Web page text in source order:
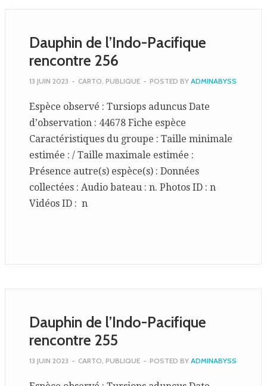
Dauphin de l’Indo-Pacifique
rencontre 256
13 JUIN 2023 - CARTO, PUBLIQUE - POSTED BY ADMINABYSS
Espèce observé : Tursiops aduncus Date
d’observation : 44678 Fiche espèce
Caractéristiques du groupe : Taille minimale
estimée : / Taille maximale estimée :
Présence autre(s) espèce(s) : Données
collectées : Audio bateau : n. Photos ID : n
Vidéos ID : n
Dauphin de l’Indo-Pacifique
rencontre 255
13 JUIN 2023 - CARTO, PUBLIQUE - POSTED BY ADMINABYSS